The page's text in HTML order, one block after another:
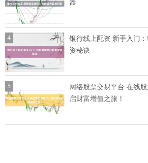
4
银行线上配资 新手入门
资秘诀
5
网络股票交易平台 在线
启财富增值之旅！